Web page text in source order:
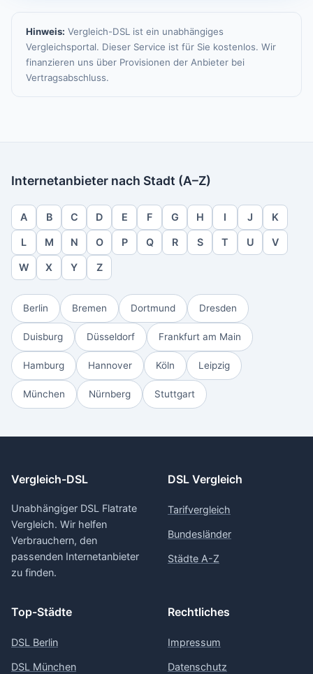
Hinweis: Vergleich-DSL ist ein unabhängiges
Vergleichsportal. Dieser Service ist für Sie kostenlos. Wir
finanzieren uns über Provisionen der Anbieter bei
Vertragsabschluss.
Internetanbieter nach Stadt (A–Z)
A B C D E F G H I J K
L M N O P Q R S T U V
W X Y Z
Berlin Bremen Dortmund Dresden
Duisburg Düsseldorf Frankfurt am Main
Hamburg Hannover Köln Leipzig
München Nürnberg Stuttgart
Vergleich-DSL
Unabhängiger DSL Flatrate
Vergleich. Wir helfen
Verbrauchern, den
passenden Internetanbieter
zu finden.
DSL Vergleich
Tarifvergleich
Bundesländer
Städte A-Z
Top-Städte
DSL Berlin
DSL München
Rechtliches
Impressum
Datenschutz